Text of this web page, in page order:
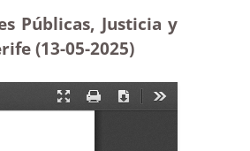
Públicas, Justicia y
(13-05-2025)